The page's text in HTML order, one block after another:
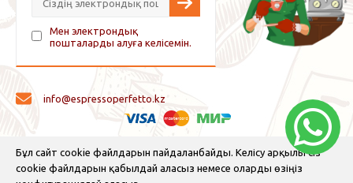
Бұл сайт cookie файлдарын пайдаланбайды. Келісу арқылы сіз
cookie файлдарын қабылдай аласыз немесе оларды өзіңіз
Мен электрондық
пошталарды алуға келісемін.
info@espressoperfetto.kz
© 2026 Espresso Perfetto — кофе жабдықтары және кофе